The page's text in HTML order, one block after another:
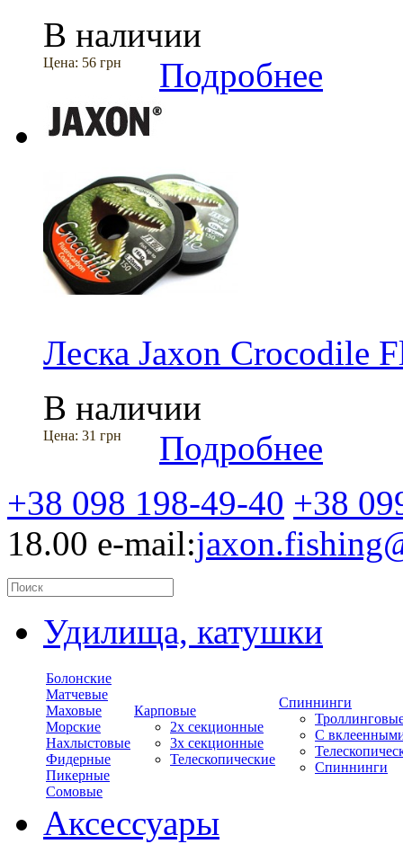
В наличии
Цена: 56 грн Подробнее
Леска Jaxon Crocodile
В наличии
Цена: 31 грн
Подробнее
+38 098 198-49-40 +38
18.00 e-mail:
Удилища, катушки
Болонские
Матчевые
Маховые
Морские
Нахлыстовые
Фидерные
Пикерные
Сомовые
Карповые
2х секционные
3х секционные
Телескопические
Спиннинги
С
Спиннинги
Аксессуары